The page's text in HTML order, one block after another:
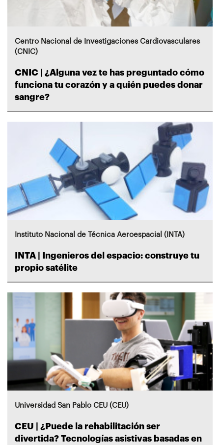
Centro Nacional de Investigaciones Cardiovasculares
(CNIC)
CNIC | ¿Alguna vez te has preguntado cómo
funciona tu corazón y a quién puedes donar
sangre?
Instituto Nacional de Técnica Aeroespacial (INTA)
INTA | Ingenieros del espacio: construye tu
propio satélite
Universidad San Pablo CEU (CEU)
CEU | ¿Puede la rehabilitación ser
divertida? Tecnologías asistivas basadas en